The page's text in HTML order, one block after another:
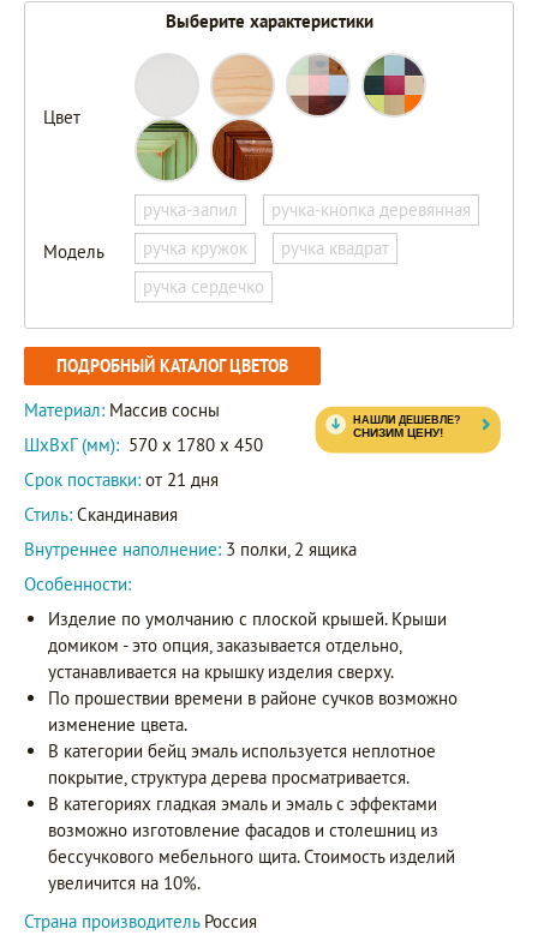
Выберите характеристики
Цвет
Модель
ручка-запил
ручка-кнопка деревянная
ручка кружок
ручка квадрат
ручка сердечко
ПОДРОБНЫЙ КАТАЛОГ ЦВЕТОВ
Материал: Массив сосны
ШxВxГ (мм): 570 x 1780 x 450
Срок поставки: от 21 дня
Стиль: Скандинавия
Внутреннее наполнение: 3 полки, 2 ящика
Особенности:
Изделие по умолчанию с плоской крышей. Крыши
домиком - это опция, заказывается отдельно,
устанавливается на крышку изделия сверху.
По прошествии времени в районе сучков возможно
изменение цвета.
В категории бейц эмаль используется неплотное
покрытие, структура дерева просматривается.
В категориях гладкая эмаль и эмаль с эффектами
возможно изготовление фасадов и столешниц из
бессучкового мебельного щита. Стоимость изделий
увеличится на 10%.
Страна производитель Россия